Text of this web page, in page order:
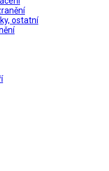
ostatní